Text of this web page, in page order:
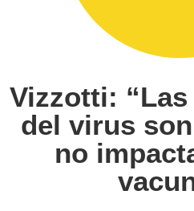
Vizzotti:
del virus
no